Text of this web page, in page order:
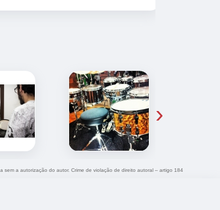
›
a autorização do autor. Crime de violação de direito autoral – artigo 184